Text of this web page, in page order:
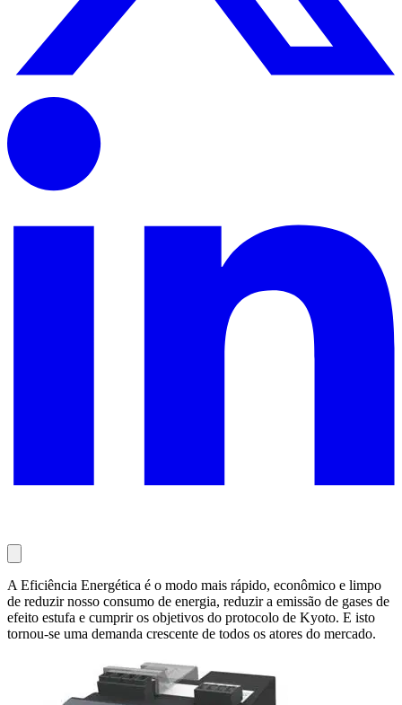
A Eficiência Energética é o modo mais rápido, econômico e limpo
de reduzir nosso consumo de energia, reduzir a emissão de gases de
efeito estufa e cumprir os objetivos do protocolo de Kyoto. E isto
tornou-se uma demanda crescente de todos os atores do mercado.